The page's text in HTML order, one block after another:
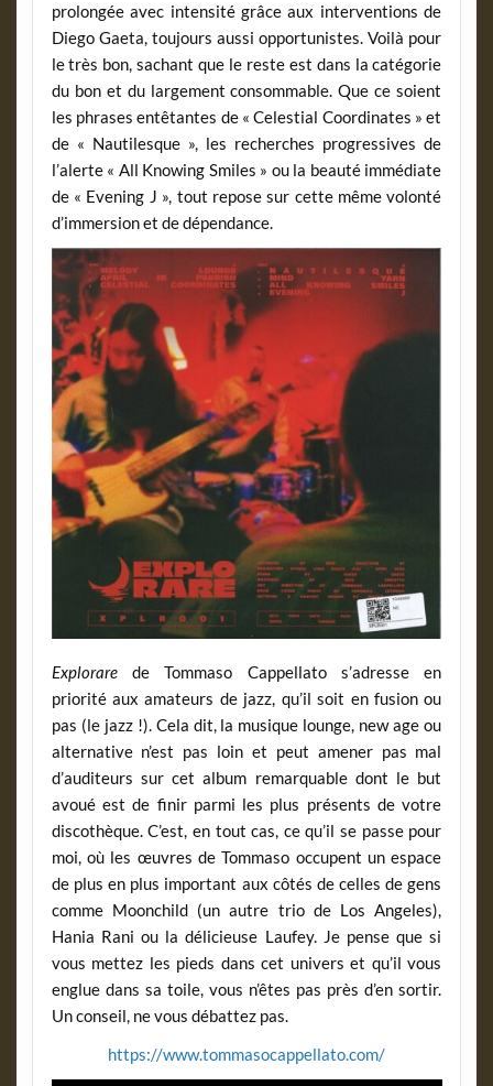
prolongée avec intensité grâce aux interventions de
Diego Gaeta, toujours aussi opportunistes. Voilà pour
le très bon, sachant que le reste est dans la catégorie
du bon et du largement consommable. Que ce soient
les phrases entêtantes de « Celestial Coordinates » et
de « Nautilesque », les recherches progressives de
l’alerte « All Knowing Smiles » ou la beauté immédiate
de « Evening J », tout repose sur cette même volonté
d’immersion et de dépendance.
Explorarede Tommaso Cappellato s’adresse en
priorité aux amateurs de jazz, qu’il soit en fusion ou
pas (le jazz !). Cela dit, la musique lounge, new age ou
alternative n’est pas loin et peut amener pas mal
d’auditeurs sur cet album remarquable dont le but
avoué est de finir parmi les plus présents de votre
discothèque. C’est, en tout cas, ce qu’il se passe pour
moi, où les œuvres de Tommaso occupent un espace
de plus en plus important aux côtés de celles de gens
comme Moonchild (un autre trio de Los Angeles),
Hania Rani ou la délicieuse Laufey. Je pense que si
vous mettez les pieds dans cet univers et qu’il vous
englue dans sa toile, vous n’êtes pas près d’en sortir.
Un conseil, ne vous débattez pas.
https://www.tommasocappellato.com/